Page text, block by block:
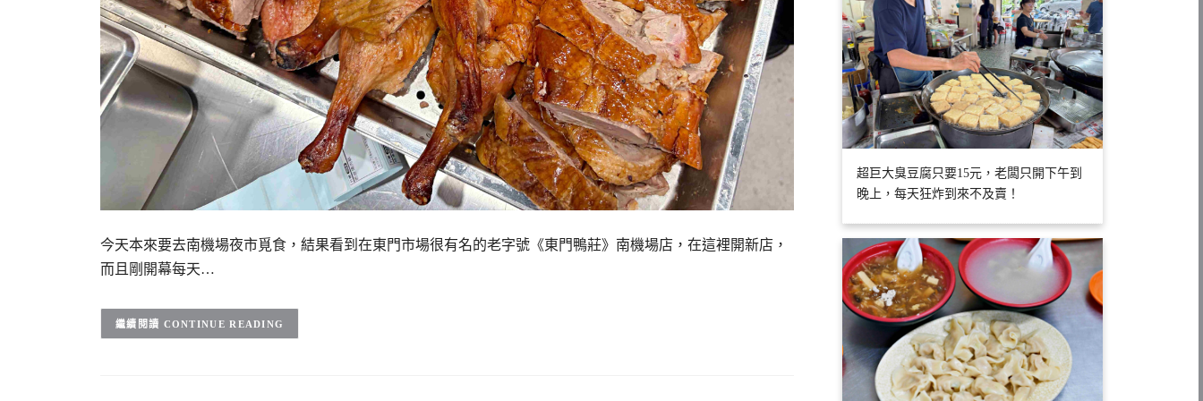
今天本來要去南機場夜市覓食，結果看到在東門市場很有名的老字號《東門鴨莊》南機場店，在這裡開新店，
而且剛開幕每天…
CONTINUE READING
超巨大臭豆腐只要15元，老闆只開下午到
晚上，每天狂炸到來不及賣！